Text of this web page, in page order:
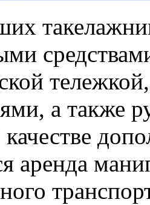
а также
аренда